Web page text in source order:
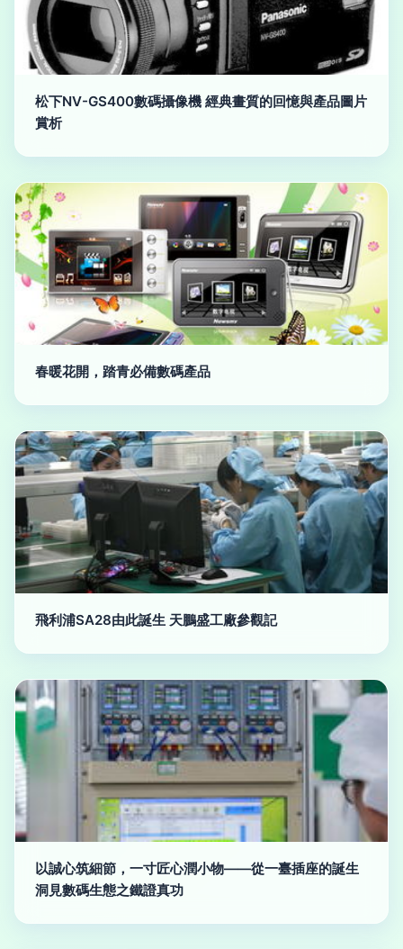
松下NV-GS400數碼攝像機 經典畫質的回憶與產品圖片
賞析
春暖花開，踏青必備數碼產品
飛利浦SA28由此誕生 天鵬盛工廠參觀記
以誠心筑細節，一寸匠心潤小物——從一臺插座的誕生
洞見數碼生態之鐵證真功